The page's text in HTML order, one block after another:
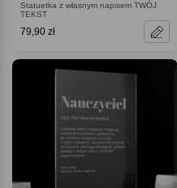
Statuetka z własnym napisem TWÓJ
TEKST
79,90 zł